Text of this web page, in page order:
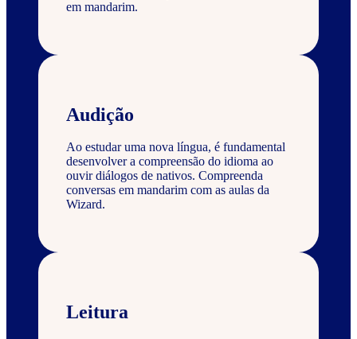
em mandarim.
Audição
Ao estudar uma nova língua, é fundamental
desenvolver a compreensão do idioma ao
ouvir diálogos de nativos. Compreenda
conversas em mandarim com as aulas da
Wizard.
Leitura